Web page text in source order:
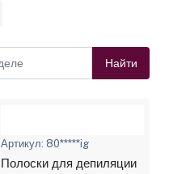
Найти
Артикул: 80*****ig
Полоски для депиляции